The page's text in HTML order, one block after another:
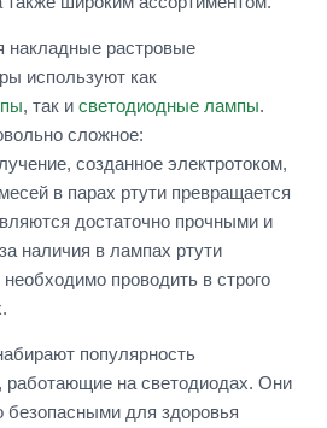
накладные растровые
используют как
, так и светодиодные лампы.
сложное:
созданное электротоком,
в парах ртути превращается
достаточно прочными и
наличия в лампах ртути
проводить в строго
популярность
на светодиодах. Они
для здоровья